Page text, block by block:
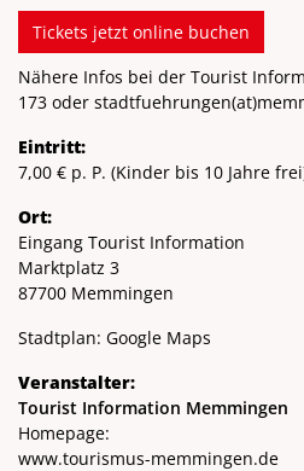
Tickets jetzt online buchen
Nähere Infos bei der Tourist
173 oder stadtfuehrungen(at)
Eintritt:
7,00 € p. P. (Kinder bis 10 Jahre
Ort:
Eingang Tourist Information
Marktplatz 3
87700 Memmingen
Stadtplan: Google Maps
Veranstalter:
Tourist Information Memmingen
Homepage:
www.tourismus-memmingen.de